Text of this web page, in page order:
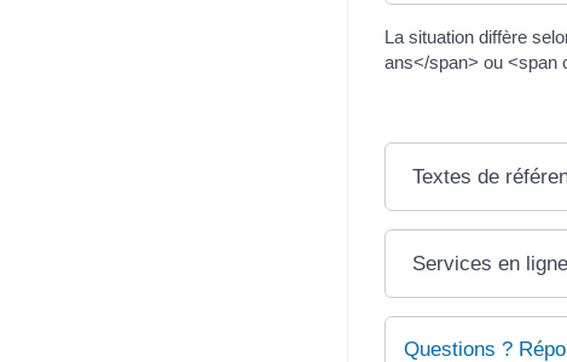
La situation diffère
ans</span> ou <span
Textes de
Services en
Questions ?